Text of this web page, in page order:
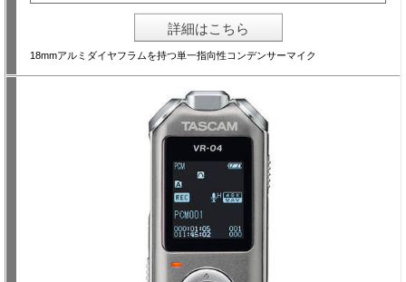
詳細はこちら
18mmアルミダイヤフラムを持つ単一指向性コンデンサーマイク